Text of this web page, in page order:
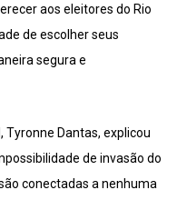
aos eleitores do Rio
de escolher seus
segura e
Tyronne Dantas, explicou
de invasão do
conectadas a nenhuma